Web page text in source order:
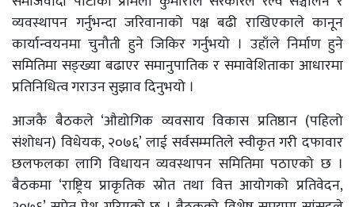
व्यवस्थापन गर्नुभन्दा जरिवानाको पक्ष बढी राखिएकाले कानून
कार्यान्वयनमा चुनौती हुने जिकिर गर्नुभयो । उहाँले निर्माण हुने
समितिमा सङ्ख्या बढाएर समानुपातिक र समावेशिताका आधारमा
प्रतिनिधित्व गराउन सुझाव दिनुभयो ।
आजकै बैठकले ‘औद्योगिक व्यवसाय विकास प्रतिष्ठान (पहिलो
संशोधन) विधेयक, २०७६’ लाई सर्वसम्मतिले स्वीकृत गरी दफावार
छलफलका लागि विधायन व्यवस्थापन समितिमा पठाएको छ ।
बैठकमा ‘राष्ट्रिय प्राकृतिक स्रोत तथा वित्त आयोगको प्रतिवेदन,